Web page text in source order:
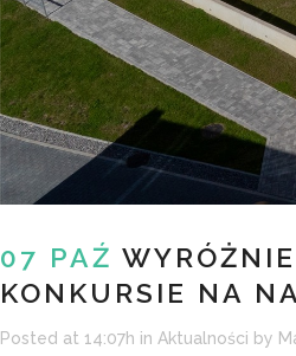
07 PAŹ
KONKURSIE NA
Posted at 14:07h in Aktualności by